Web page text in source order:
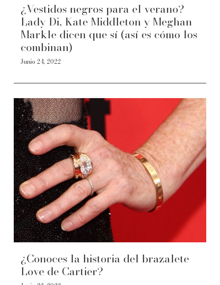
¿Vestidos negros para el verano?
Lady Di, Kate Middleton y Meghan
Markle dicen que sí (así es cómo los
combinan)
Junio 24, 2022
¿Conoces la historia del brazalete
Love de Cartier?